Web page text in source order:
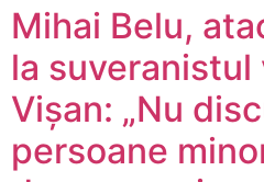
Mihai Belu,
la suveranistul
Vișan: „Nu
persoane